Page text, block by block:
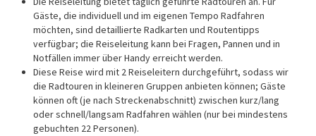
Gäste, die individuell und im eigenen Tempo Radfahren
möchten, sind detaillierte Radkarten und Routentipps
verfügbar; die Reiseleitung kann bei Fragen, Pannen und in
Notfällen immer über Handy erreicht werden.
Diese Reise wird mit 2 Reiseleitern durchgeführt, sodass wir
die Radtouren in kleineren Gruppen anbieten können; Gäste
können oft (je nach Streckenabschnitt) zwischen kurz/lang
oder schnell/langsam Radfahren wählen (nur bei mindestens
gebuchten 22 Personen).